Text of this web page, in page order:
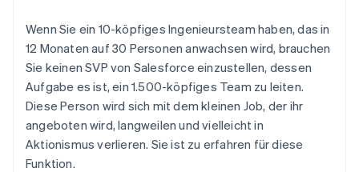
Wenn Sie ein 10-köpfiges Ingenieursteam haben, das in
12 Monaten auf 30 Personen anwachsen wird, brauchen
Sie keinen SVP von Salesforce einzustellen, dessen
Aufgabe es ist, ein 1.500-köpfiges Team zu leiten.
Diese Person wird sich mit dem kleinen Job, der ihr
angeboten wird, langweilen und vielleicht in
Aktionismus verlieren. Sie ist zu erfahren für diese
Funktion.